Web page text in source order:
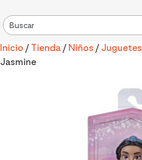
Inicio / Tienda / Niños / Juguetes
Jasmine